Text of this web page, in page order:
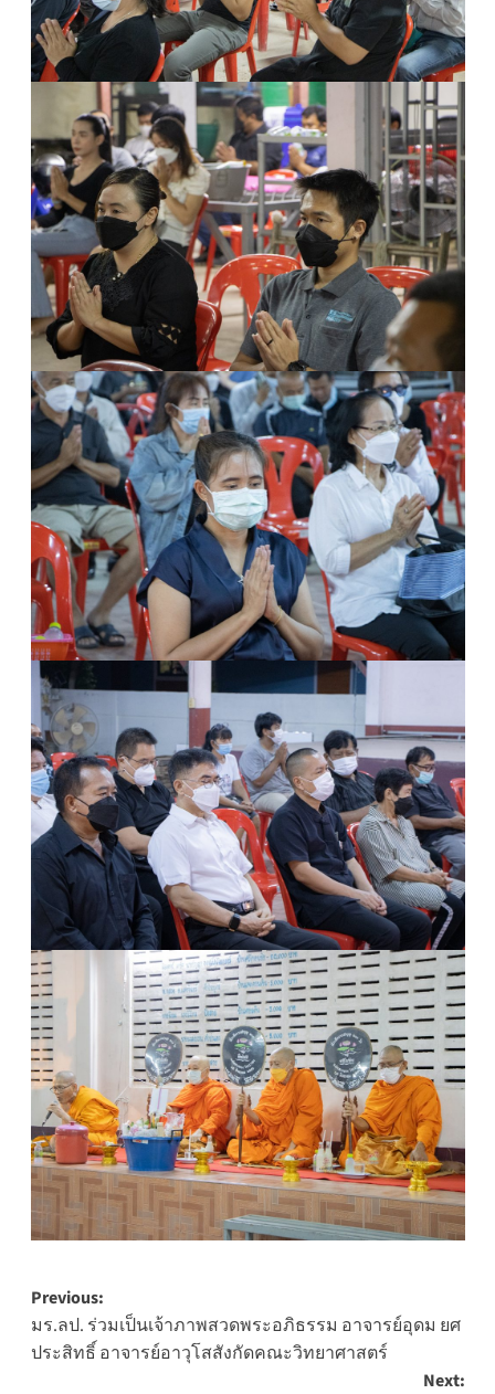
Post
navigation
Previous:
มร.ลป. ร่วมเป็นเจ้าภาพสวดพระอภิธรรม อาจารย์อุดม ยศ
ประสิทธิ์ อาจารย์อาวุโสสังกัดคณะวิทยาศาสตร์
Next: